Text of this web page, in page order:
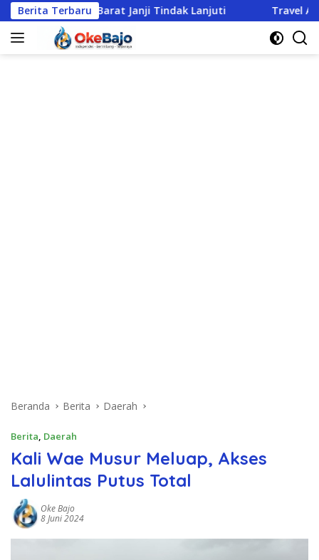
Langsung
ke
konten
Berita Terbaru
Barat Janji Tindak Lanjuti Travel Agent Sulit
Beranda Berita Daerah
Berita, Daerah
Kali Wae Musur Meluap, Akses
Lalulintas Putus Total
Oke Bajo
8 Juni 2024